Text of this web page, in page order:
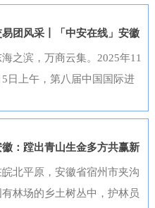
，选送的四部作品全部获奖，
奖数量位居全国首位，并荣
，邮储银行安徽省分行高度重
、热情参与。95名员工利用业
时间潜心创作，共提交89件作
。经过严格遴选，41件优秀作
易团风采丨「中安在线」安徽
素闪耀进博会
海之滨，万商云集。2025年11
5日上午，第八届中国国际进
上海开幕，安徽交易团携科技
新成果与厚重文化底蕴再度亮
徽：蹚出青山生金多方共赢新
径
皖北平原，安徽省宿州市夹沟
有林场的乡土树丛中，护林员